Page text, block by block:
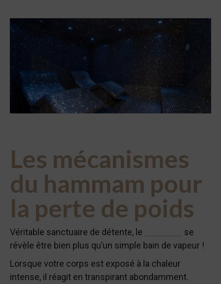
Les mécanismes
du hammam pour
la perte de poids
Véritable sanctuaire de détente, le
se
révèle être bien plus qu’un simple bain de vapeur !
Lorsque votre corps est exposé à la chaleur
intense, il réagit en transpirant abondamment.